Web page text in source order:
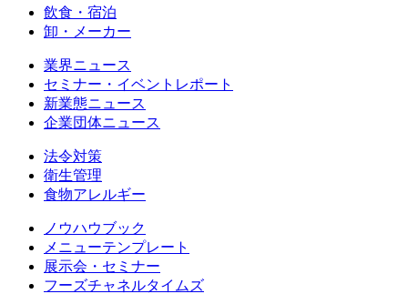
飲食・宿泊
卸・メーカー
業界ニュース
セミナー・イベントレポート
新業態ニュース
企業団体ニュース
法令対策
衛生管理
食物アレルギー
ノウハウブック
メニューテンプレート
展示会・セミナー
フーズチャネルタイムズ